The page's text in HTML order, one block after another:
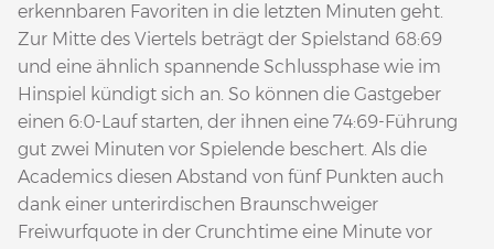
erkennbaren Favoriten in die letzten Minuten geht.
Zur Mitte des Viertels beträgt der Spielstand 68:69
und eine ähnlich spannende Schlussphase wie im
Hinspiel kündigt sich an. So können die Gastgeber
einen 6:0-Lauf starten, der ihnen eine 74:69-Führung
gut zwei Minuten vor Spielende beschert. Als die
Academics diesen Abstand von fünf Punkten auch
dank einer unterirdischen Braunschweiger
Freiwurfquote in der Crunchtime eine Minute vor